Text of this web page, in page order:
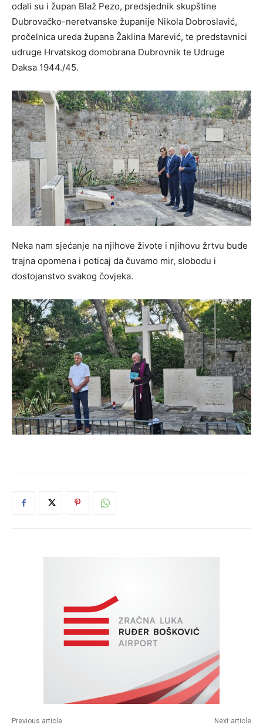
odali su i župan Blaž Pezo, predsjednik skupštine
Dubrovačko-neretvanske županije Nikola Dobroslavić,
pročelnica ureda župana Žaklina Marević, te predstavnici
udruge Hrvatskog domobrana Dubrovnik te Udruge
Daksa 1944./45.
Neka nam sjećanje na njihove živote i njihovu žrtvu bude
trajna opomena i poticaj da čuvamo mir, slobodu i
dostojanstvo svakog čovjeka.
Previous article Next article